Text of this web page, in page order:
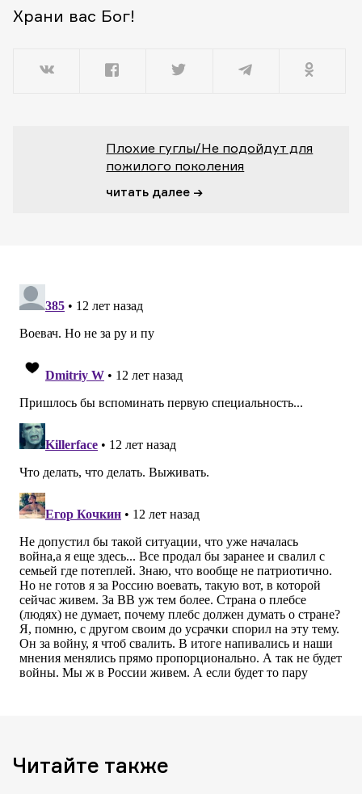
Храни вас Бог!
Плохие гуглы/Не подойдут для
пожилого поколения
читать далее →
Читайте также